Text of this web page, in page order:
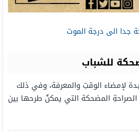
جدا الى درجة الموت
للشباب
لإمضاء الوقتِ والمعرفة، وفي ذلك
المضحكة التي يمكنٌ طرحها بين